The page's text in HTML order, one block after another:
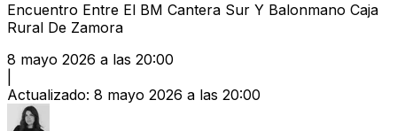
Encuentro Entre El BM Cantera Sur Y Balonmano Caja
Rural De Zamora
8 mayo 2026 a las 20:00
Actualizado: 8 mayo 2026 a las 20:00